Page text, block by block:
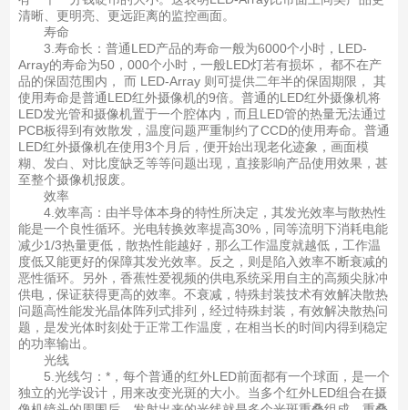
清晰、更明亮、更远距离的监控画面。
寿命
3.寿命长：普通LED产品的寿命一般为6000个小时，LED-
Array的寿命为50，000个小时，一般LED灯若有损坏， 都不在产
品的保固范围内， 而 LED-Array 则可提供二年半的保固期限， 其
使用寿命是普通LED红外摄像机的9倍。普通的LED红外摄像机将
LED发光管和摄像机置于一个腔体内，而且LED管的热量无法通过
PCB板得到有效散发，温度问题严重制约了CCD的使用寿命。普通
LED红外摄像机在使用3个月后，便开始出现老化迹象，画面模
糊、发白、对比度缺乏等等问题出现，直接影响产品使用效果，甚
至整个摄像机报废。
效率
4.效率高：由半导体本身的特性所决定，其发光效率与散热性
能是一个良性循环。光电转换效率提高30%，同等流明下消耗电能
减少1/3热量更低，散热性能越好，那么工作温度就越低，工作温
度低又能更好的保障其发光效率。反之，则是陷入效率不断衰减的
恶性循环。另外，香蕉性爱视频的供电系统采用自主的高频尖脉冲
供电，保证获得更高的效率。不衰减，特殊封装技术有效解决散热
问题高性能发光晶体阵列式排列，经过特殊封装，有效解决散热问
题，是发光体时刻处于正常工作温度，在相当长的时间内得到稳定
的功率输出。
光线
5.光线匀：*，每个普通的红外LED前面都有一个球面，是一个
独立的光学设计，用来改变光斑的大小。当多个红外LED组合在摄